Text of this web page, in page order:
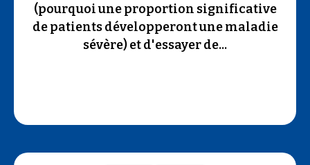
(pourquoi une proportion significative
de patients développeront une maladie
sévère) et d'essayer de...